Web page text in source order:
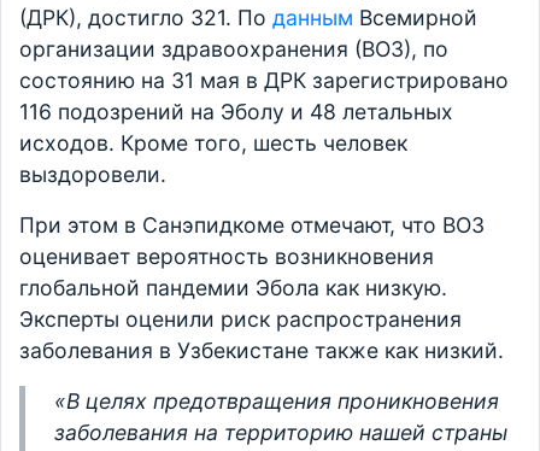
(ДРК), достигло 321. По данным Всемирной
организации здравоохранения (ВОЗ), по
состоянию на 31 мая в ДРК зарегистрировано
116 подозрений на Эболу и 48 летальных
исходов. Кроме того, шесть человек
выздоровели.
При этом в Санэпидкоме отмечают, что ВОЗ
оценивает вероятность возникновения
глобальной пандемии Эбола как низкую.
Эксперты оценили риск распространения
заболевания в Узбекистане также как низкий.
«В целях предотвращения проникновения
заболевания на территорию нашей страны